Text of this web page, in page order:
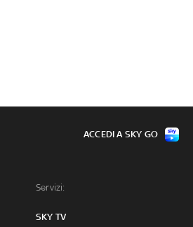
Servizi:
SKY TV
ACCEDI A SKY GO